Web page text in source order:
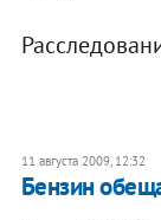
11 августа 2009, 12:32
Бензин